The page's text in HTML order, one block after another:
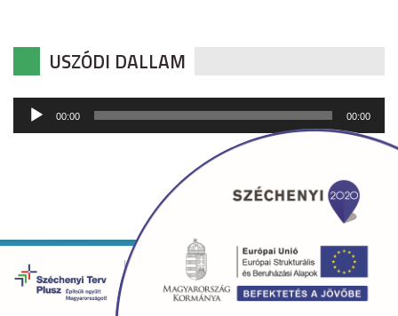
USZÓDI DALLAM
Audió
lejátszó
00:00 00:00
Copyright © 2026 uszod.hu Minden jog fenntartva. •
Készítette:fridrik.me